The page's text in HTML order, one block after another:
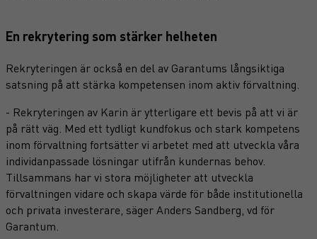
En rekrytering som stärker helheten
Rekryteringen är också en del av Garantums långsiktiga
satsning på att stärka kompetensen inom aktiv förvaltning.
- Rekryteringen av Karin är ytterligare ett bevis på att vi är
på rätt väg. Med ett tydligt kundfokus och stark kompetens
inom förvaltning fortsätter vi arbetet med att utveckla våra
individanpassade lösningar utifrån kundernas behov.
Tillsammans har vi stora möjligheter att utveckla
förvaltningen vidare och skapa värde för både institutionella
och privata investerare, säger Anders Sandberg, vd för
Garantum.